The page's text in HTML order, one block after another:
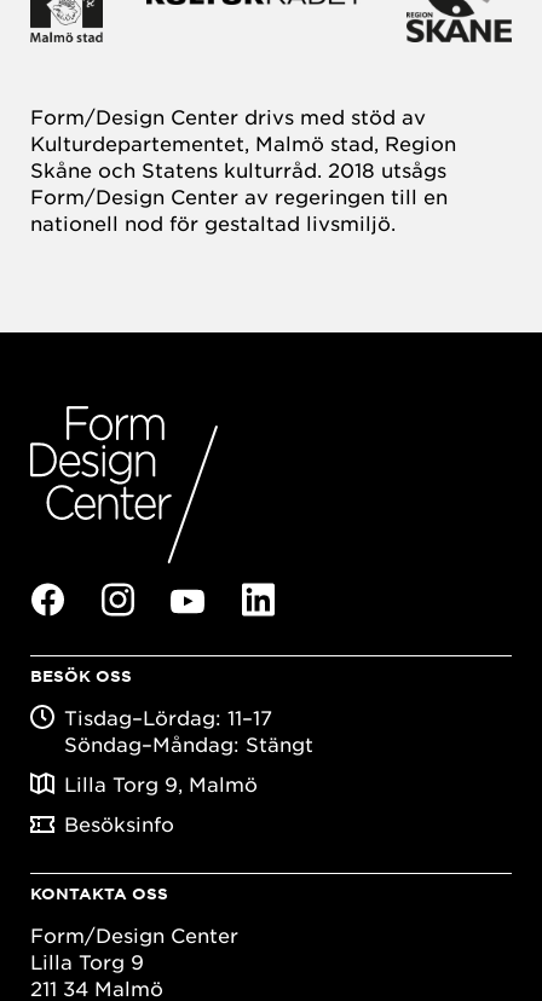
Form/Design Center drivs med stöd av
Kulturdepartementet, Malmö stad, Region
Skåne och Statens kulturråd. 2018 utsågs
Form/Design Center av regeringen till en
nationell nod för gestaltad livsmiljö.
BESÖK OSS
Tisdag–Lördag: 11–17
Söndag–Måndag: Stängt
Lilla Torg 9, Malmö
Besöksinfo
KONTAKTA OSS
Form/Design Center
Lilla Torg 9
211 34 Malmö